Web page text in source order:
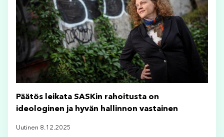
Päätös leikata SASKin rahoitusta on
ideologinen ja hyvän hallinnon vastainen
Uutinen 8.12.2025